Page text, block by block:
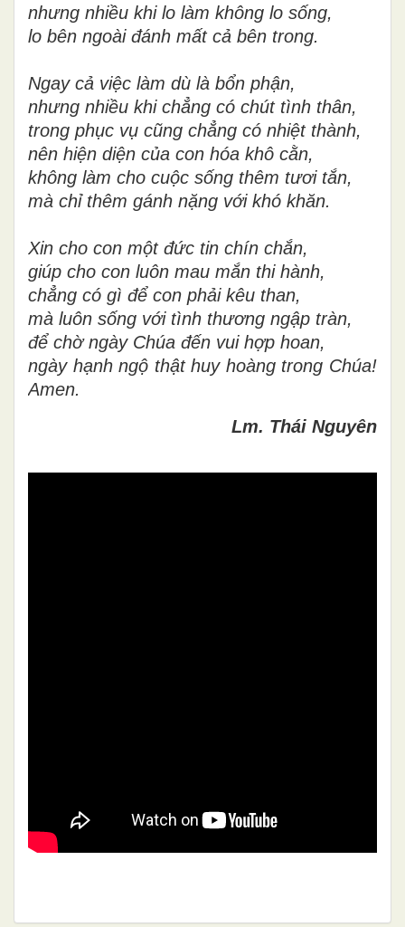
nhưng nhiều khi lo làm không lo sống,
lo bên ngoài đánh mất cả bên trong.
Ngay cả việc làm dù là bổn phận,
nhưng nhiều khi chẳng có chút tình thân,
trong phục vụ cũng chẳng có nhiệt thành,
nên hiện diện của con hóa khô cằn,
không làm cho cuộc sống thêm tươi tắn,
mà chỉ thêm gánh nặng với khó khăn.
Xin cho con một đức tin chín chắn,
giúp cho con luôn mau mắn thi hành,
chẳng có gì để con phải kêu than,
mà luôn sống với tình thương ngập tràn,
để chờ ngày Chúa đến vui hợp hoan,
ngày hạnh ngộ thật huy hoàng trong Chúa!
Amen.
Lm. Thái Nguyên